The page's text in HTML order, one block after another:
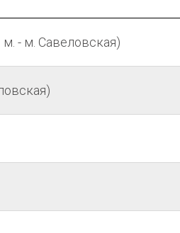
- м. Савеловская)